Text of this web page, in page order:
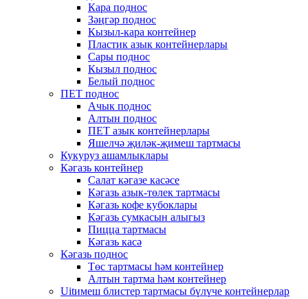
Кара поднос
Зәңгәр поднос
Кызыл-кара контейнер
Пластик азык контейнерлары
Сары поднос
Кызыл поднос
Белый поднос
ПЕТ поднос
Ачык поднос
Алтын поднос
ПЕТ азык контейнерлары
Яшелчә җиләк-җимеш тартмасы
Кукуруз ашамлыклары
Кәгазь контейнер
Салат кәгазе касәсе
Кәгазь азык-төлек тартмасы
Кәгазь кофе кубоклары
Кәгазь сумкасын алыгыз
Пицца тартмасы
Кәгазь касә
Кәгазь поднос
Төс тартмасы һәм контейнер
Алтын тартма һәм контейнер
Uitимеш блистер тартмасы бүлүче контейнерлар